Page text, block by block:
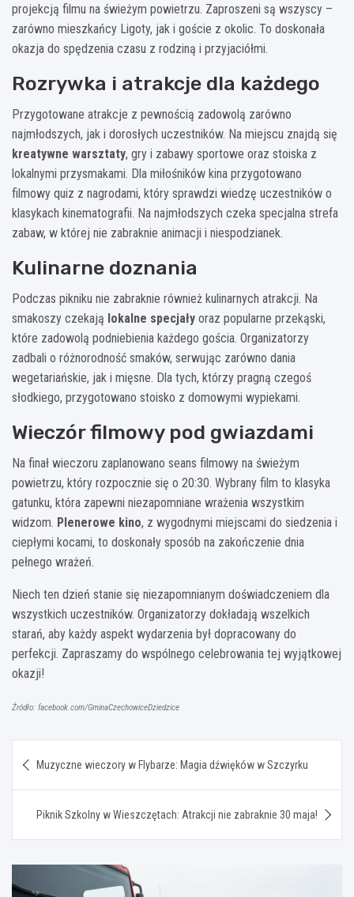
projekcją filmu na świeżym powietrzu. Zaproszeni są wszyscy –
zarówno mieszkańcy Ligoty, jak i goście z okolic. To doskonała
okazja do spędzenia czasu z rodziną i przyjaciółmi.
Rozrywka i atrakcje dla każdego
Przygotowane atrakcje z pewnością zadowolą zarówno
najmłodszych, jak i dorosłych uczestników. Na miejscu znajdą się
kreatywne warsztaty, gry i zabawy sportowe oraz stoiska z
lokalnymi przysmakami. Dla miłośników kina przygotowano
filmowy quiz z nagrodami, który sprawdzi wiedzę uczestników o
klasykach kinematografii. Na najmłodszych czeka specjalna strefa
zabaw, w której nie zabraknie animacji i niespodzianek.
Kulinarne doznania
Podczas pikniku nie zabraknie również kulinarnych atrakcji. Na
smakoszy czekają lokalne specjały oraz popularne przekąski,
które zadowolą podniebienia każdego gościa. Organizatorzy
zadbali o różnorodność smaków, serwując zarówno dania
wegetariańskie, jak i mięsne. Dla tych, którzy pragną czegoś
słodkiego, przygotowano stoisko z domowymi wypiekami.
Wieczór filmowy pod gwiazdami
Na finał wieczoru zaplanowano seans filmowy na świeżym
powietrzu, który rozpocznie się o 20:30. Wybrany film to klasyka
gatunku, która zapewni niezapomniane wrażenia wszystkim
widzom. Plenerowe kino, z wygodnymi miejscami do siedzenia i
ciepłymi kocami, to doskonały sposób na zakończenie dnia
pełnego wrażeń.
Niech ten dzień stanie się niezapomnianym doświadczeniem dla
wszystkich uczestników. Organizatorzy dokładają wszelkich
starań, aby każdy aspekt wydarzenia był dopracowany do
perfekcji. Zapraszamy do wspólnego celebrowania tej wyjątkowej
okazji!
Źródło: facebook.com/GminaCzechowiceDziedzice
wpisu
Muzyczne wieczory w Flybarze: Magia dźwięków w Szczyrku
Piknik Szkolny w Wieszczętach: Atrakcji nie zabraknie 30 maja!